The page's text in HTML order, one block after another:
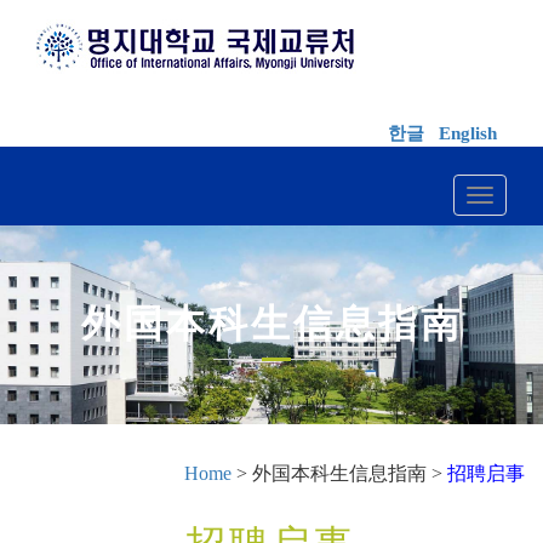
한글 English
Toggle
外国本科生信息指南
Home > 外国本科生信息指南 > 招聘启事